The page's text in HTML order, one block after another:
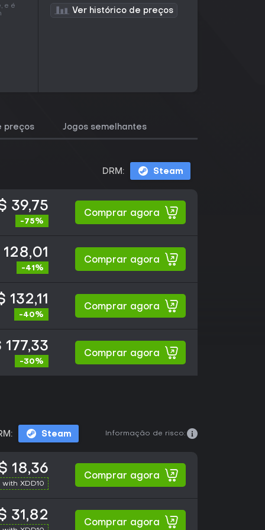
e é
Ver histórico de preços
preços Jogos semelhantes
DRM: Steam
39,75
-75%
Comprar agora
-41%
Comprar agora
132,11
-40%
Comprar agora
177,33
-30%
Comprar agora
Steam Informação de risco:
18,36
with XDD10
Comprar agora
31,82
Comprar agora